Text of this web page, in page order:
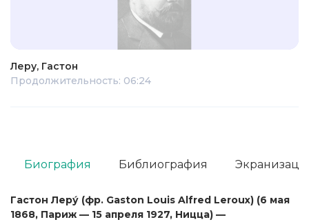
Леру, Гастон
Продолжительность: 06:24
Гастон Леру́ (фр. Gaston Louis Alfred Leroux) (6 мая
1868, Париж — 15 апреля 1927, Ницца) —
Биография Библиография